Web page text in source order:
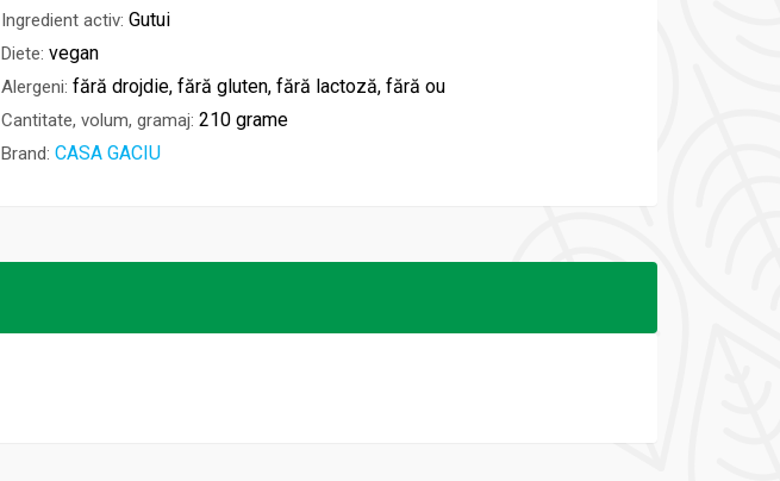
Ingredient activ: Gutui
Diete: vegan
Alergeni: fără drojdie, fără gluten, fără lactoză, fără ou
Cantitate, volum, gramaj: 210 grame
Brand: CASA GACIU